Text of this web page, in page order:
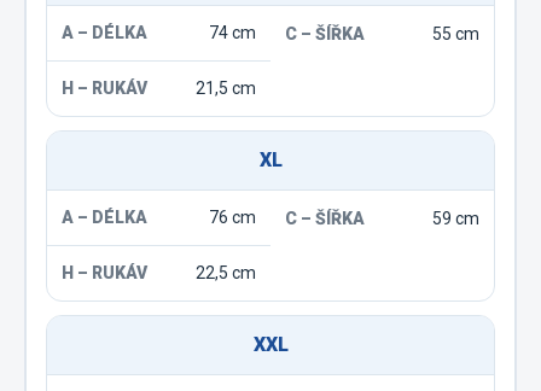
74 cm 55 cm
21,5 cm
XL
76 cm 59 cm
22,5 cm
XXL